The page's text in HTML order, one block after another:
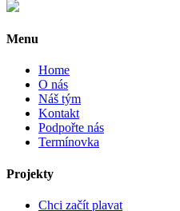
Menu
Home
O nás
Náš tým
Kontakt
Podpořte nás
Termínovka
Projekty
Chci začít plavat